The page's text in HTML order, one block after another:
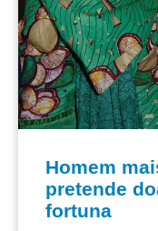
Homem
pretende
fortuna